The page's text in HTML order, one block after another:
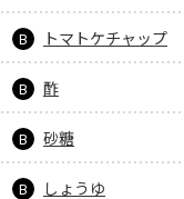
B トマトケチャップ
B 酢
B 砂糖
B しょうゆ